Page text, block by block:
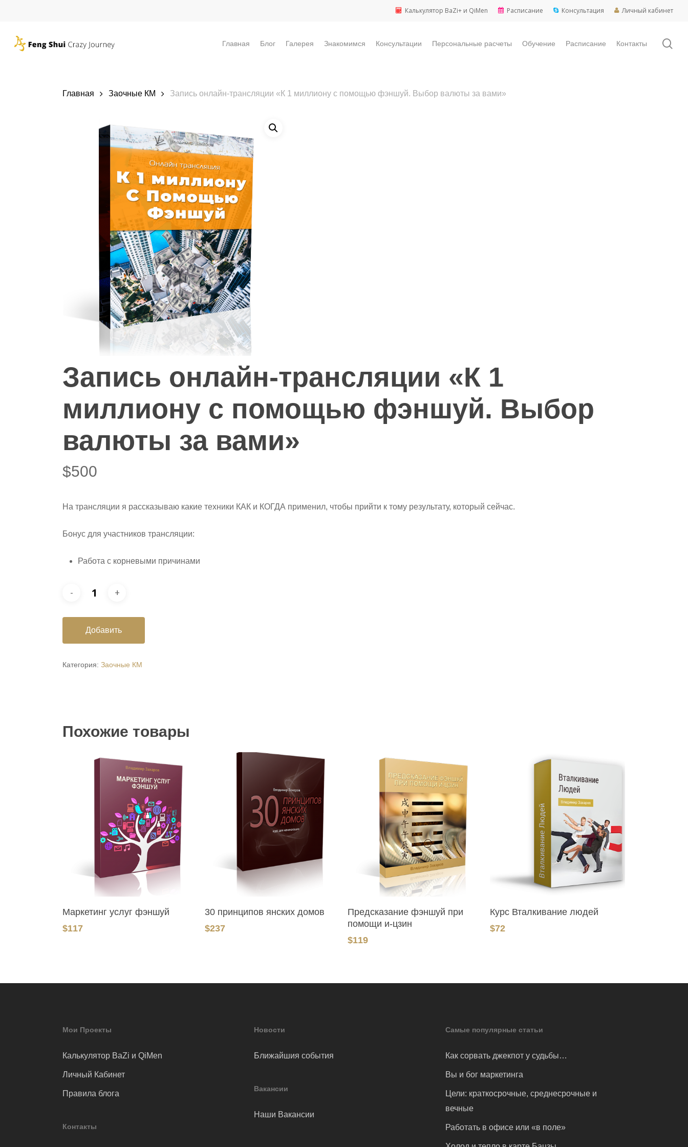
main
content
Калькулятор BaZi+ и QiMen Расписание Консультация Личный кабинет
Hit enter to search or ESC to close
Главная Блог Галерея Знакомимся Консультации Персональные расчеты Обучение Расписание Контакты
Главная Заочные КМ Запись онлайн-трансляции «К 1 миллиону с помощью фэншуй. Выбор валюты за вами»
Запись онлайн-трансляции «К 1
миллиону с помощью фэншуй. Выбор
валюты за вами»
$500
На трансляции я рассказываю какие техники КАК и КОГДА применил, чтобы прийти к тому результату, который сейчас.
Бонус для участников трансляции:
Работа с корневыми причинами
Добавить
Категория: Заочные КМ
Похожие товары
В Корзину
Маркетинг услуг фэншуй
$117
30 принципов янских домов
$237
В Корзину
Предсказание фэншуй при
помощи и-цзин
$119
Курс Вталкивание людей
$72
Мои Проекты
Калькулятор BaZi и QiMen
Личный Кабинет
Правила блога
Контакты
Новости
Ближайшия события
Вакансии
Наши Вакансии
Самые популярные статьи
Как сорвать джекпот у судьбы…
Вы и бог маркетинга
Цели: краткосрочные, среднесрочные и
вечные
Работать в офисе или «в поле»